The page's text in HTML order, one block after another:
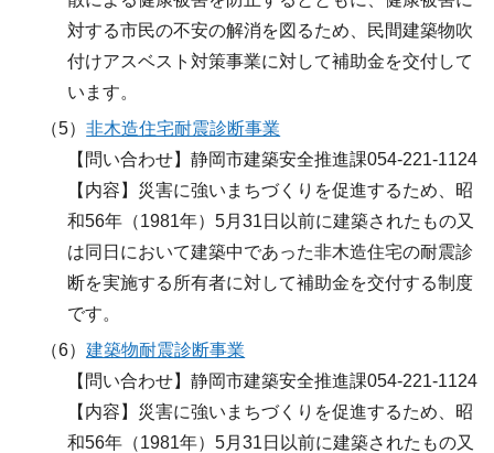
対する市民の不安の解消を図るため、民間建築物吹
付けアスベスト対策事業に対して補助金を交付して
います。
（5）非木造住宅耐震診断事業
【問い合わせ】静岡市建築安全推進課054-221-1124
【内容】災害に強いまちづくりを促進するため、昭
和56年（1981年）5月31日以前に建築されたもの又
は同日において建築中であった非木造住宅の耐震診
断を実施する所有者に対して補助金を交付する制度
です。
（6）建築物耐震診断事業
【問い合わせ】静岡市建築安全推進課054-221-1124
【内容】災害に強いまちづくりを促進するため、昭
和56年（1981年）5月31日以前に建築されたもの又